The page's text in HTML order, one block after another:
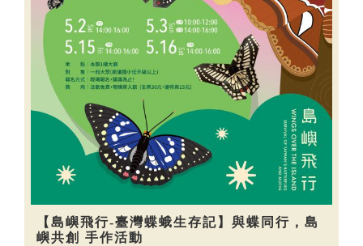
【島嶼飛行-臺灣蝶蛾生存記】與蝶同行，島
嶼共創 手作活動